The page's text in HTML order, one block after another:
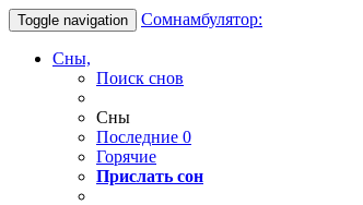
Toggle navigation Сомнамбулятор:
Сны,
Поиск снов
Сны
Последние 0
Горячие
Прислать сон